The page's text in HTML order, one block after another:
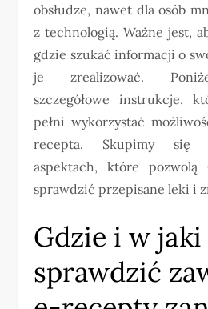
obsłudze, nawet dla osób
z technologią. Ważne jest,
gdzie szukać informacji o
je zrealizować.
szczegółowe instrukcje,
pełni wykorzystać
recepta. Skupimy się
aspektach, które pozwolą
sprawdzić przepisane leki i
Gdzie i w jaki
sprawdzić